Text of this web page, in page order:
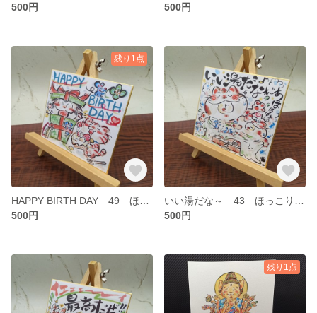
500円
500円
残り1点
500円
500円
残り1点